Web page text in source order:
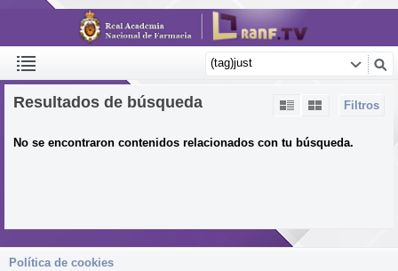
Filtros
Resultados de búsqueda
No se encontraron contenidos relacionados con tu búsqueda.
Política de cookies